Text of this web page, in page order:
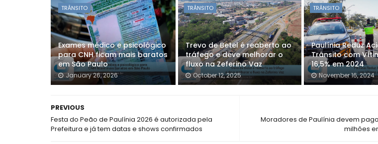
TRÂNSITO
Exames médico e psicológico
para CNH ficam mais baratos
em São Paulo
January 26, 2026
TRÂNSITO
Trevo de Betel é reaberto ao
tráfego e deve melhorar o
fluxo na Zeferino Vaz
October 12, 2025
TRÂNSITO
Paulínia Reduz
Trânsito com
16,5% em 2024
November 16, 2024
Moradores de Paulínia devem
milhões
PREVIOUS
Festa do Peão de Paulínia 2026 é autorizada pela
Prefeitura e já tem datas e shows confirmados